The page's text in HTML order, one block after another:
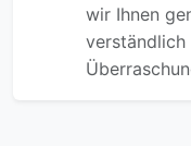
wir Ihnen
verständlich